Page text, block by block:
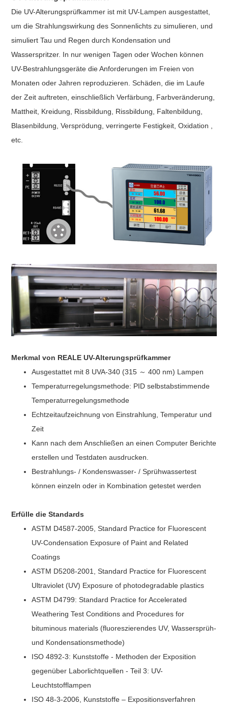
Die UV-Alterungsprüfkammer ist mit UV-Lampen ausgestattet,
um die Strahlungswirkung des Sonnenlichts zu simulieren, und
simuliert Tau und Regen durch Kondensation und
Wasserspritzer. In nur wenigen Tagen oder Wochen können
UV-Bestrahlungsgeräte die Anforderungen im Freien von
Monaten oder Jahren reproduzieren. Schäden, die im Laufe
der Zeit auftreten, einschließlich Verfärbung, Farbveränderung,
Mattheit, Kreidung, Rissbildung, Rissbildung, Faltenbildung,
Blasenbildung, Versprödung, verringerte Festigkeit, Oxidation ,
etc.
Merkmal von REALEUV-Alterungsprüfkammer
Ausgestattet mit 8 UVA-340 (315 ～ 400 nm) Lampen
Temperaturregelungsmethode: PID selbstabstimmende
Temperaturregelungsmethode
Echtzeitaufzeichnung von Einstrahlung, Temperatur und
Zeit
Kann nach dem Anschließen an einen Computer Berichte
erstellen und Testdaten ausdrucken.
Bestrahlungs- / Kondenswasser- / Sprühwassertest
können einzeln oder in Kombination getestet werden
Erfülle die Standards
ASTM D4587-2005, Standard Practice for Fluorescent
UV-Condensation Exposure of Paint and Related
Coatings
ASTM D5208-2001, Standard Practice for Fluorescent
Ultraviolet (UV) Exposure of photodegradable plastics
ASTM D4799: Standard Practice for Accelerated
Weathering Test Conditions and Procedures for
bituminous materials (fluoreszierendes UV, Wassersprüh-
und Kondensationsmethode)
ISO 4892-3: Kunststoffe - Methoden der Exposition
gegenüber Laborlichtquellen - Teil 3: UV-
Leuchtstofflampen
ISO 48-3-2006, Kunststoffe – Expositionsverfahren